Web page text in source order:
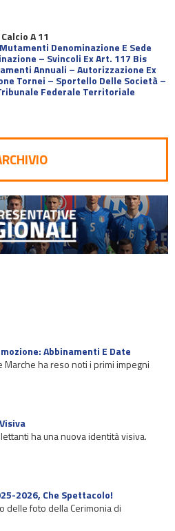
Calcio A 11
Denominazione E Sede
– Svincoli Ex Art. 117 Bis
Annuali – Autorizzazione Ex
Tornei – Sportello Delle Società –
Federale Territoriale
Abbinamenti E Date
Marche ha reso noti i primi impegni
ha una nuova identità visiva.
2026, Che Spettacolo!
delle foto della Cerimonia di